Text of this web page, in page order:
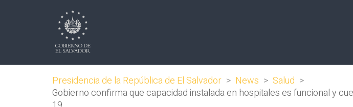
Presidencia de la República de El Salvador > News > Salud >
Gobierno confirma que capacidad instalada en hospitales es funcional y